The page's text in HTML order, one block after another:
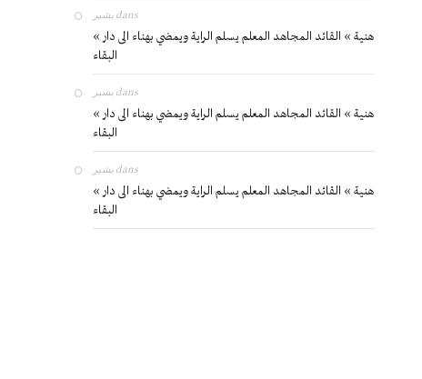
بشير dans
« هنية » القائد المجاهد المعلم يسلم الراية ويمضي بهناء الى دار
البقاء
بشير dans
« هنية » القائد المجاهد المعلم يسلم الراية ويمضي بهناء الى دار
البقاء
بشير dans
« هنية » القائد المجاهد المعلم يسلم الراية ويمضي بهناء الى دار
البقاء